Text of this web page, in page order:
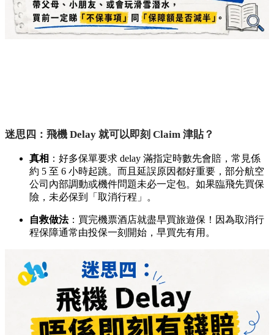
迷思四：飛機 Delay 就可以即刻 Claim 津貼？
真相 ：好多保單要求 delay 滿指定時數先會賠，常見係
約 5 至 6 小時起跳。而且延誤原因都好重要，部分航空
公司內部調動或機件問題未必一定包。如果臨飛先買保
險，未必保到「取消行程」。
自救做法：買完機票酒店就盡早買旅遊保！因為取消行
程保障通常由投保一刻開始，早買先有用。